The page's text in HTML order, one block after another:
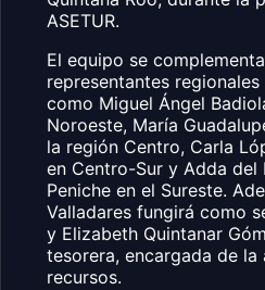
ASETUR.
El equipo se
representantes
como Miguel Ángel
Noroeste, María
la región Centro, Carla
en Centro-Sur y Adda del
Peniche en el Sureste.
Valladares fungirá como
y Elizabeth Quintanar
tesorera, encargada de
recursos.